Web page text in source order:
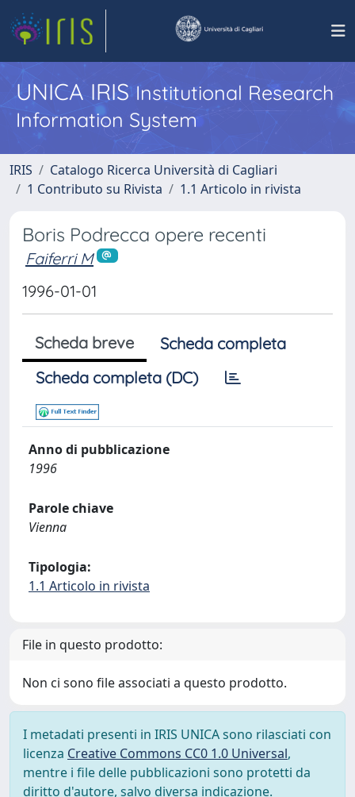
UNICA IRISInstitutional Research
Information System
IRIS
Catalogo Ricerca Università di Cagliari
1 Contributo su Rivista
1.1 Articolo in rivista
Boris Podrecca opere recenti
Faiferri M
1996-01-01
Scheda breve
Scheda completa
Scheda completa (DC)
Anno di pubblicazione
1996
Parole chiave
Vienna
Tipologia:
1.1 Articolo in rivista
File in questo prodotto:
Non ci sono file associati a questo prodotto.
I metadati presenti in IRIS UNICA sono rilasciati con
licenza Creative Commons CC0 1.0 Universal,
mentre i file delle pubblicazioni sono protetti da
diritto d'autore, salvo diversa indicazione.